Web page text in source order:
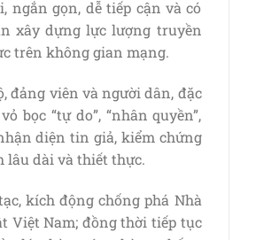
ngắn gọn, dễ tiếp cận và có
xây dựng lực lượng truyền
trên không gian mạng.
đảng viên và người dân, đặc
bọc “tự do”, “nhân quyền”,
diện tin giả, kiểm chứng
lâu dài và thiết thực.
kích động chống phá Nhà
Việt Nam; đồng thời tiếp tục